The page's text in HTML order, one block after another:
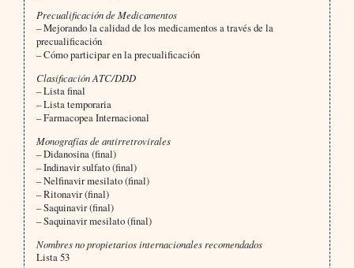
Precualificación de Medicamentos
– Mejorando la calidad de los medicamentos a través de la
precualificación
– Cómo participar en la precualificación
Clasificación ATC/DDD
– Lista final
– Lista temporaria
– Farmacopea Internacional
Monografías de antirretrovirales
– Didanosina (final)
– Indinavir sulfato (final)
– Nelfinavir mesilato (final)
– Ritonavir (final)
– Saquinavir (final)
– Saquinavir mesilato (final)
Nombres no propietarios internacionales recomendados
Lista 53